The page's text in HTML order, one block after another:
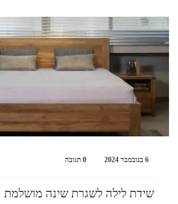
6 בנובמבר 2024 0 תגובה
שידת לילה לשגרת שינה מושלמת